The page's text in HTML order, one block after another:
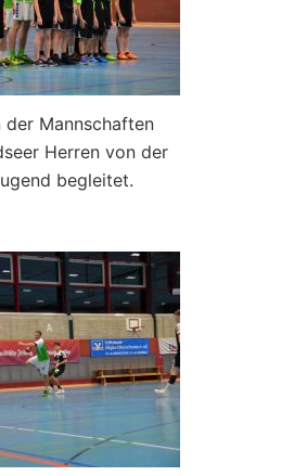
der Mannschaften
Herren von der
begleitet.